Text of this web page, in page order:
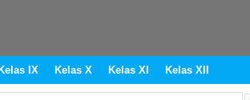
Kelas IX Kelas X Kelas XI Kelas XII